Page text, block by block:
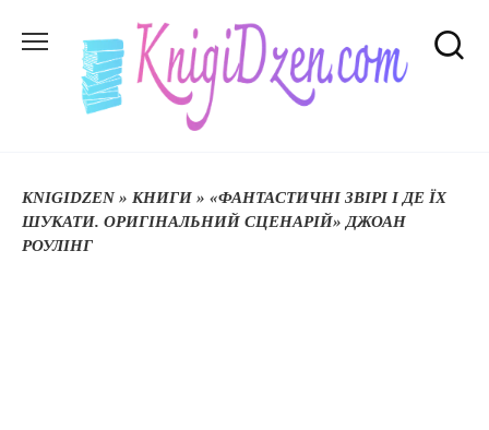
до
KNIGIDZEN» КНИГИ » «ФАНТАСТИЧНІ ЗВІРІ І ДЕ ЇХ
ШУКАТИ. ОРИГІНАЛЬНИЙ СЦЕНАРІЙ» ДЖОАН
РОУЛІНГ